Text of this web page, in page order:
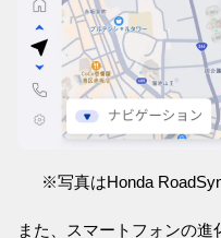
※写真はHonda
また、スマートフォンの